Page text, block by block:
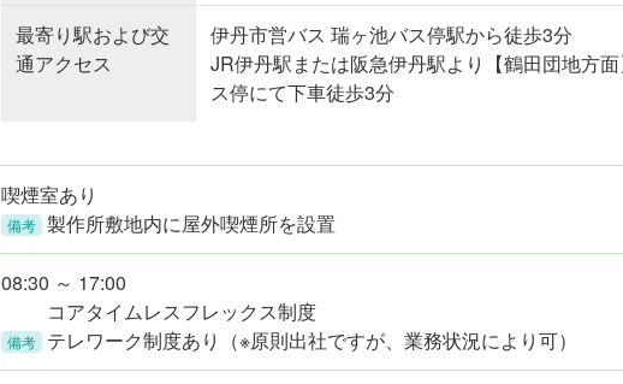
最寄り駅および交
通アクセス
伊丹市営バス 瑞ヶ池バス停駅から徒歩3分
JR伊丹駅または阪急伊丹駅より【鶴田団地方
ス停にて下車徒歩3分
喫煙室あり
備考 製作所敷地内に屋外喫煙所を設置
08:30 ～ 17:00
備考
コアタイムレスフレックス制度
テレワーク制度あり（※原則出社ですが、業務状況により可）